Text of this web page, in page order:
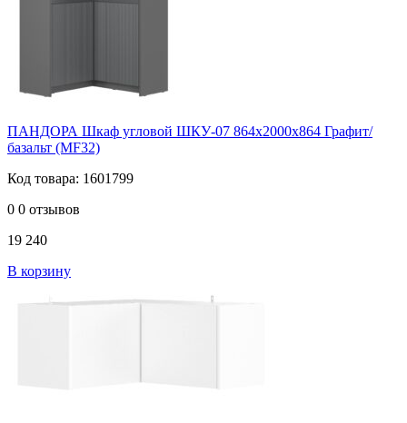
ПАНДОРА Шкаф угловой ШКУ-07 864х2000х864 Графит/
базальт (MF32)
Код товара: 1601799
0 0 отзывов
19 240
В корзину